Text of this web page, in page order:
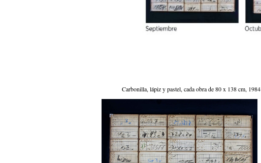
Carbonilla, lápiz y pastel, cada obra de 80 x 138 cm, 1984